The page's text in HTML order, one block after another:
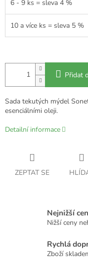
6 - 9 ks = sleva 4 %
10 a více ks = sleva 5 %
Přidat
Sada tekutých mýdel
esenciálními oleji.
Detailní informace
ZEPTAT SE
Nejnižší
Nižší ceny
Rychlá
Zboží